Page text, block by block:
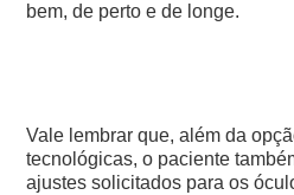
bem, de perto e de longe.
Vale lembrar que, além da
tecnológicas, o paciente
ajustes solicitados para os